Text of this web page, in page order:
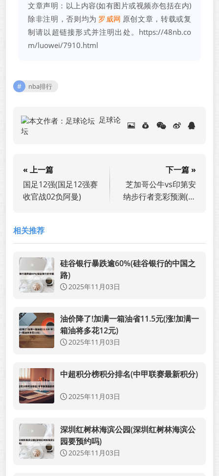
文章声明：以上内容(如有图片或视频亦包括在内)
除非注明，否则均为 罗威网 原创文章，转载或复
制请以超链接形式并注明出处。 https://48nb.co
m/luowei/7910.html
nba排行
足球论
坛
« 上一篇
国足12强(国足12强赛
收官战02负阿曼)
下一篇 »
芝加哥公牛vs印第安
纳步行者竞彩预测(芝
相关推荐
硅谷银行暴跌逾60%(硅谷银行的中国之
路)
2025年11月03日
油价降了!加满一箱油省11.5元(涨!加满一
箱油将多花12元)
2025年11月03日
中超积分榜积分排名(中甲联赛最新积分)
2025年11月03日
深圳红树林海滨公园(深圳红树林海滨公
园要预约吗)
2025年11月03日